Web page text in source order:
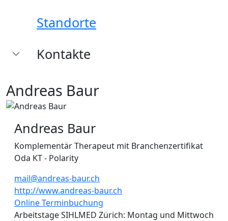
Standorte
Kontakte
Andreas Baur
Andreas Baur
Komplementär Therapeut mit Branchenzertifikat
Oda KT - Polarity
mail@andreas-baur.ch
http://www.andreas-baur.ch
Online Terminbuchung
Arbeitstage SIHLMED Zürich: Montag und Mittwoch